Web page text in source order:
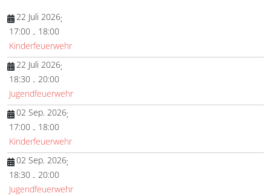
22 Juli 2026;
17:00 - 18:00
Kinderfeuerwehr
22 Juli 2026;
18:30 - 20:00
Jugendfeuerwehr
02 Sep. 2026;
17:00 - 18:00
Kinderfeuerwehr
02 Sep. 2026;
18:30 - 20:00
Jugendfeuerwehr